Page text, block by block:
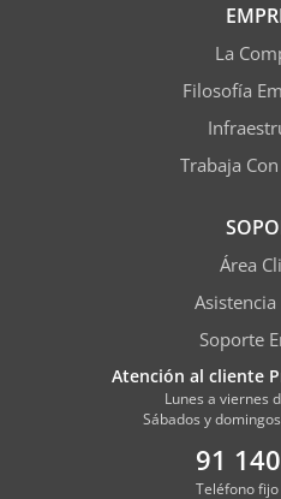
La
Filosofía
Trabaja
Área
Soporte
Atención al cliente
Lunes a viernes
Sábados y
91
Teléfono